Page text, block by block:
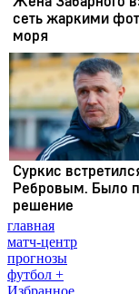
главная
матч-центр
прогнозы
футбол +
Избранное